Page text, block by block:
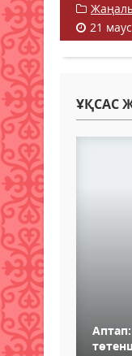
21
ҰҚСАС